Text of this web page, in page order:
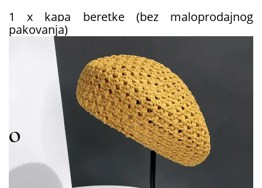
1 x kapa beretke (bez maloprodajnog
pakovanja)